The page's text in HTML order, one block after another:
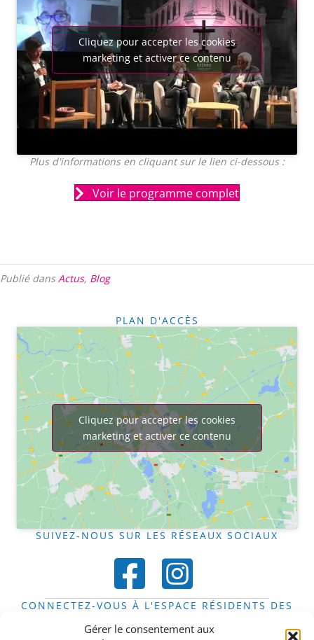
Gérer le consentement aux
Cliquez pour accepter les cookies
marketing et activer ce contenu
Plus d'informations en cliquant sur le lien ci-dessous :
Voir le programme complet
Publié dansActus, Blog
PLAN D'ACCÈS
Cliquez pour accepter les cookies
marketing et activer ce contenu
SUIVEZ-NOUS SUR LES RÉSEAUX SOCIAUX
CONNECTEZ-VOUS À L'ESPACE RÉSIDENTS DES